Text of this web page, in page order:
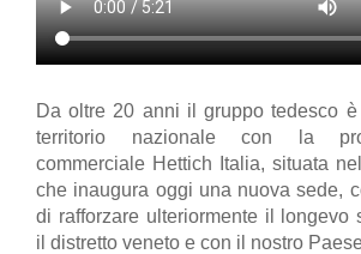
Da oltre 20 anni il gruppo tedesco è
territorio nazionale con la
commerciale Hettich Italia, situata
che inaugura oggi una nuova sede,
di rafforzare ulteriormente il longevo
il distretto veneto e con il nostro